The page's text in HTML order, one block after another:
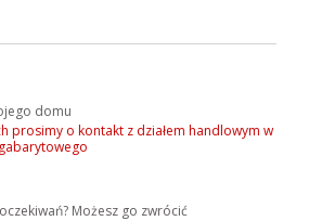
domu
prosimy o kontakt z działem handlowym w
Możesz go zwrócić